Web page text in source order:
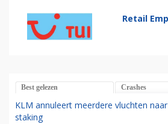
Retail
Best gelezen Crashes
KLM annuleert meerdere vluchten
staking